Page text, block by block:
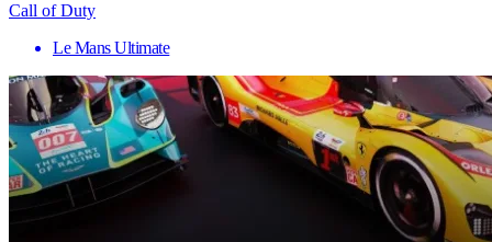
Call of Duty
Le Mans Ultimate